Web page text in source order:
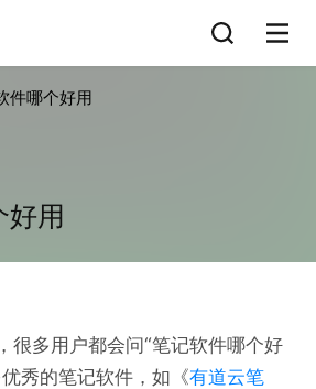
件哪个好用
好用
很多用户都会问“笔记软件哪个好
秀的笔记软件，如《有道云笔